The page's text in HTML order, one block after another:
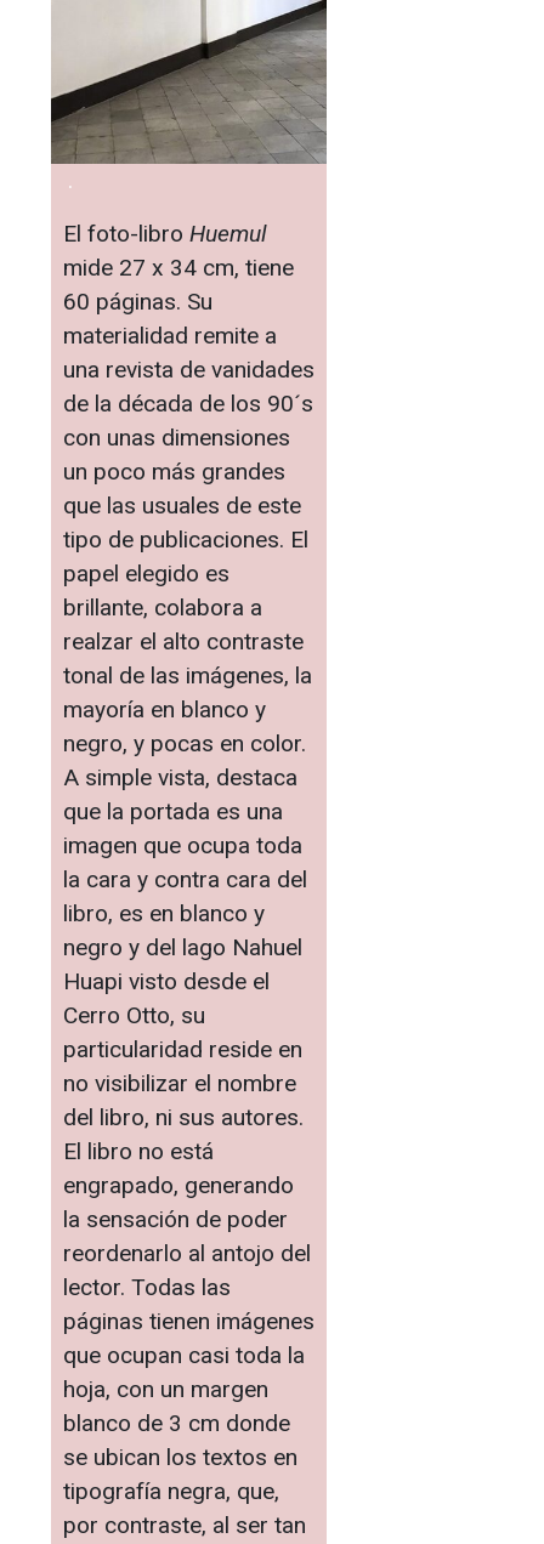
.
El foto-libro Huemul
mide 27 x 34 cm, tiene
60 páginas. Su
materialidad remite a
una revista de vanidades
de la década de los 90´s
con unas dimensiones
un poco más grandes
que las usuales de este
tipo de publicaciones. El
papel elegido es
brillante, colabora a
realzar el alto contraste
tonal de las imágenes, la
mayoría en blanco y
negro, y pocas en color.
A simple vista, destaca
que la portada es una
imagen que ocupa toda
la cara y contra cara del
libro, es en blanco y
negro y del lago Nahuel
Huapi visto desde el
Cerro Otto, su
particularidad reside en
no visibilizar el nombre
del libro, ni sus autores.
El libro no está
engrapado, generando
la sensación de poder
reordenarlo al antojo del
lector. Todas las
páginas tienen imágenes
que ocupan casi toda la
hoja, con un margen
blanco de 3 cm donde
se ubican los textos en
tipografía negra, que,
por contraste, al ser tan